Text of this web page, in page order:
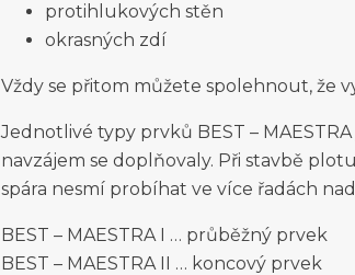
protihlukových stěn
okrasných zdí
Vždy se přitom můžete spolehnout, že
Jednotlivé typy prvků BEST –
navzájem se doplňovaly. Při stavbě
spára nesmí probíhat ve více řadách
BEST – MAESTRA I … průběžný prvek
BEST – MAESTRA II … koncový prvek